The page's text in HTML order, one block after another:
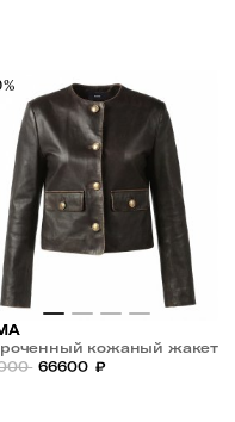
кожаный жакет
66600 ₽